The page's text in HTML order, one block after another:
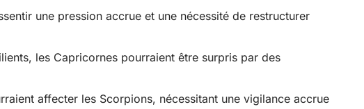
une pression accrue et une nécessité de restructurer
les Capricornes pourraient être surpris par des
affecter les Scorpions, nécessitant une vigilance accrue